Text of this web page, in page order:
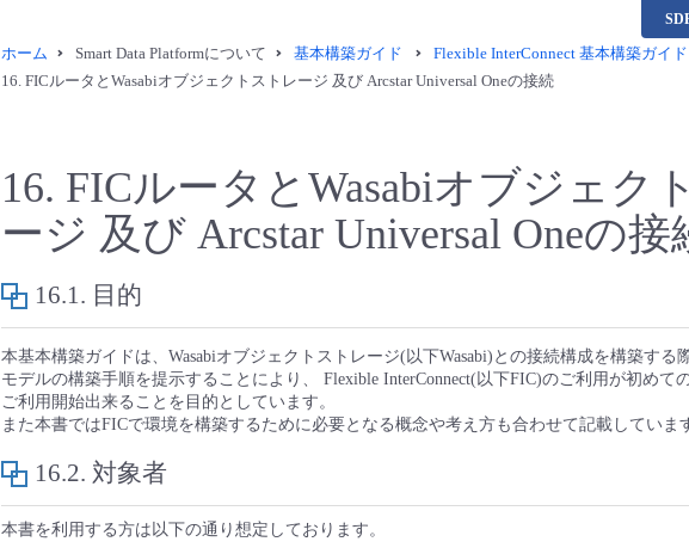
ホーム Smart Data Platformについて 基本構築ガイド
Flexible InterConnect 基本構築ガイド
16. FICルータとWasabiオブジェクトストレージ 及び Arcstar Universal Oneの接続
16. FICルータとWasabiオブジェク
ージ 及び Arcstar Universal Oneの接
16.1. 目的
本基本構築ガイドは、Wasabiオブジェクトストレージ(以下Wasabi)との接続構成を構築する
モデルの構築手順を提示することにより、 Flexible InterConnect(以下FIC)のご利用が初めて
ご利用開始出来ることを目的としています。
また本書ではFICで環境を構築するために必要となる概念や考え方も合わせて記載していま
16.2. 対象者
本書を利用する方は以下の通り想定しております。